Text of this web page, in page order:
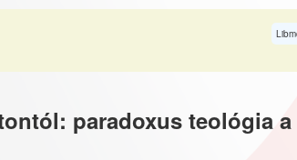
paradoxus teológia a